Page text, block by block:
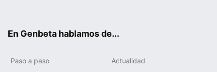
En Genbeta hablamos de...
Paso a paso Actualidad